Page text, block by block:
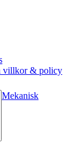
villkor & policy
Mekanisk